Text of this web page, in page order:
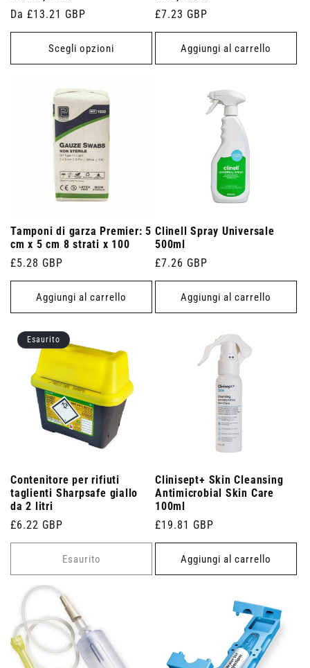
Prezzo
di
Da £13.21 GBP
Scegli opzioni
Prezzo
di
listino
£7.23 GBP
Aggiungi al carrello
Tamponi di garza Premier: 5
cm x 5 cm 8 strati x 100
Prezzo
di
listino
£5.28 GBP
Aggiungi al carrello
Clinell Spray Universale
500ml
Prezzo
di
listino
£7.26 GBP
Aggiungi al carrello
Esaurito
Contenitore per rifiuti
taglienti Sharpsafe giallo
da 2 litri
Prezzo
di
£6.22 GBP
Esaurito
Clinisept+ Skin Cleansing
Antimicrobial Skin Care
100ml
Prezzo
di
listino
£19.81 GBP
Aggiungi al carrello